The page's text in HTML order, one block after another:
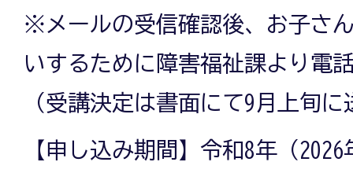
※メールの受信確認後、お子さ
いするために障害福祉課より電
（受講決定は書面にて9月上旬
【申し込み期間】令和8年（